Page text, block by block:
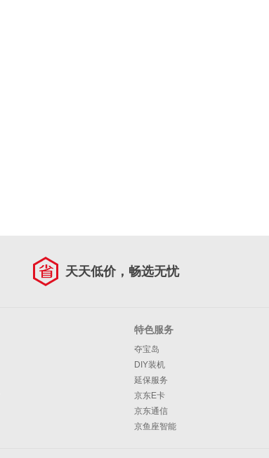
天天低价，畅选无忧
特色服务
夺宝岛
DIY装机
延保服务
京东E卡
京东通信
京鱼座智能